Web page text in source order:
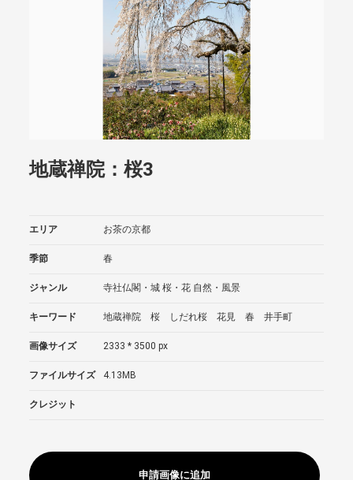
地蔵禅院：桜3
エリア お茶の京都
季節 春
ジャンル 寺社仏閣・城 桜・花 自然・風景
キーワード 地蔵禅院 桜 しだれ桜 花見 春 井手町
画像サイズ 2333 * 3500 px
ファイルサイズ 4.13MB
クレジット
申請画像に追加